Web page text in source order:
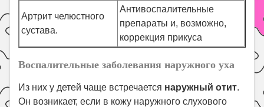
Артрит челюстного
сустава.
Антивоспалительные
препараты и, возможно,
коррекция прикуса
Воспалительные заболевания наружного уха
Из них у детей чаще встречается наружный отит.
Он возникает, если в кожу наружного слухового